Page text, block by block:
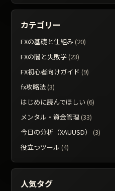
カテゴリー
FXの基礎と仕組み(20)
FXの闇と失敗学(23)
FX初心者向けガイド (9)
fx攻略法(3)
はじめに読んでほしい (6)
メンタル・資金管理(33)
今日の分析（XAUUSD）
(3)
役立つツール (4)
人気タグ